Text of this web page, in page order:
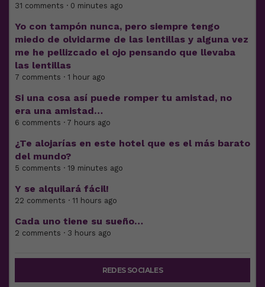
31 comments · 0 minutes ago
Yo con tampón nunca, pero siempre tengo
miedo de olvidarme de las lentillas y alguna vez
me he pellizcado el ojo pensando que llevaba
las lentillas
7 comments · 1 hour ago
Si una cosa así puede romper tu amistad, no
era una amistad…
6 comments · 7 hours ago
¿Te alojarías en este hotel que es el más barato
del mundo?
5 comments · 19 minutes ago
Y se alquilará fácil!
22 comments · 11 hours ago
Cada uno tiene su sueño…
2 comments · 3 hours ago
REDES SOCIALES